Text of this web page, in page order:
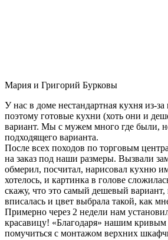
Мария и Григорий Бурковы
У нас в доме нестандартная кухня из-
поэтому готовые кухни (хоть они и
вариант. Мы с мужем много где были,
подходящего варианта.
После всех походов по торговым
на заказ под наши размеры. Вызвали
обмерил, посчитал, нарисовал кухню
хотелось, и картинка в голове
скажу, что это самый дешевый вариант,
вписалась и цвет выбрала такой, как
Примерно через 2 недели нам
красавицу! «Благодаря» нашим
помучиться с монтажом верхних